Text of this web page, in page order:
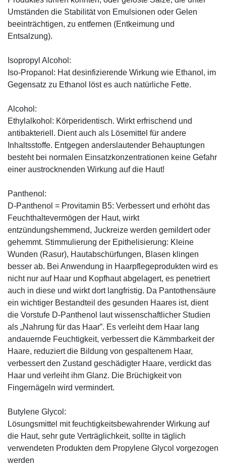
Umständen die Stabilität von Emulsionen oder Gelen
beeinträchtigen, zu entfernen (Entkeimung und
Entsalzung).
Isopropyl Alcohol:
Iso-Propanol: Hat desinfizierende Wirkung wie Ethanol, im
Gegensatz zu Ethanol löst es auch natürliche Fette.
Alcohol:
Ethylalkohol: Körperidentisch. Wirkt erfrischend und
antibakteriell. Dient auch als Lösemittel für andere
Inhaltsstoffe. Entgegen anderslautender Behauptungen
besteht bei normalen Einsatzkonzentrationen keine Gefahr
einer austrocknenden Wirkung auf die Haut!
Panthenol:
D-Panthenol = Provitamin B5: Verbessert und erhöht das
Feuchthaltevermögen der Haut, wirkt
entzündungshemmend, Juckreize werden gemildert oder
gehemmt. Stimmulierung der Epithelisierung: Kleine
Wunden (Rasur), Hautabschürfungen, Blasen klingen
besser ab. Bei Anwendung in Haarpflegeprodukten wird es
nicht nur auf Haar und Kopfhaut abgelagert, es penetriert
auch in diese und wirkt dort langfristig. Da Pantothensäure
ein wichtiger Bestandteil des gesunden Haares ist, dient
die Vorstufe D-Panthenol laut wissenschaftlicher Studien
als „Nahrung für das Haar”. Es verleiht dem Haar lang
andauernde Feuchtigkeit, verbessert die Kämmbarkeit der
Haare, reduziert die Bildung von gespaltenem Haar,
verbessert den Zustand geschädigter Haare, verdickt das
Haar und verleiht ihm Glanz. Die Brüchigkeit von
Fingernägeln wird vermindert.
Butylene Glycol:
Lösungsmittel mit feuchtigkeitsbewahrender Wirkung auf
die Haut, sehr gute Verträglichkeit, sollte in täglich
verwendeten Produkten dem Propylene Glycol vorgezogen
werden